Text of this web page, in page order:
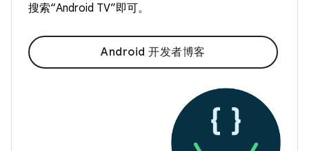
搜索“Android TV”即可。
Android 开发者博客